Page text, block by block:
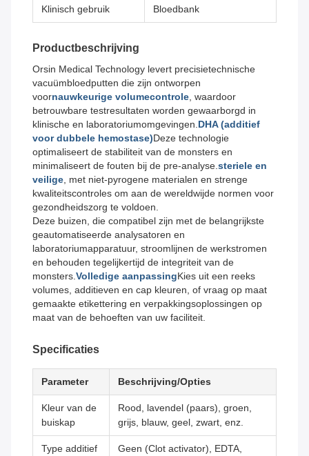
Klinisch gebruik Bloedbank
Productbeschrijving
Orsin Medical Technology levert precisietechnische
vacuümbloedputten die zijn ontworpen
voornauwkeurige volumecontrole, waardoor
betrouwbare testresultaten worden gewaarborgd in
klinische en laboratoriumomgevingen.DHA (additief
voor dubbele hemostase)Deze technologie
optimaliseert de stabiliteit van de monsters en
minimaliseert de fouten bij de pre-analyse.steriele en
veilige, met niet-pyrogene materialen en strenge
kwaliteitscontroles om aan de wereldwijde normen voor
gezondheidszorg te voldoen.
Deze buizen, die compatibel zijn met de belangrijkste
geautomatiseerde analysatoren en
laboratoriumapparatuur, stroomlijnen de werkstromen
en behouden tegelijkertijd de integriteit van de
monsters.Volledige aanpassingKies uit een reeks
volumes, additieven en cap kleuren, of vraag op maat
gemaakte etikettering en verpakkingsoplossingen op
maat van de behoeften van uw faciliteit.
Specificaties
Parameter Beschrijving/Opties
Kleur van de
buiskap
Rood, lavendel (paars), groen,
grijs, blauw, geel, zwart, enz.
Type additief Geen (Clot activator), EDTA,